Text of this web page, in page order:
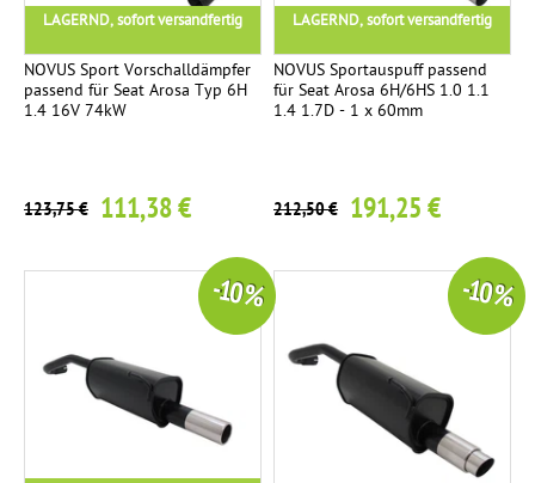
LAGERND, sofort versandfertig
NOVUS Sport Vorschalldämpfer
passend für Seat Arosa Typ 6H
1.4 16V 74kW
123,75 € 111,38 €
LAGERND, sofort versandfertig
NOVUS Sportauspuff passend
für Seat Arosa 6H/6HS 1.0 1.1
1.4 1.7D - 1 x 60mm
212,50 € 191,25 €
-10 % -10 %